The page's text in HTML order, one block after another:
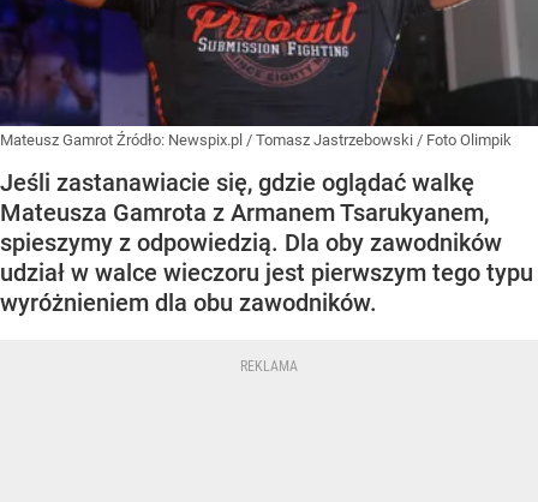
Mateusz Gamrot Źródło: Newspix.pl / Tomasz Jastrzebowski / Foto Olimpik
Jeśli zastanawiacie się, gdzie oglądać walkę
Mateusza Gamrota z Armanem Tsarukyanem,
spieszymy z odpowiedzią. Dla oby zawodników
udział w walce wieczoru jest pierwszym tego typu
wyróżnieniem dla obu zawodników.